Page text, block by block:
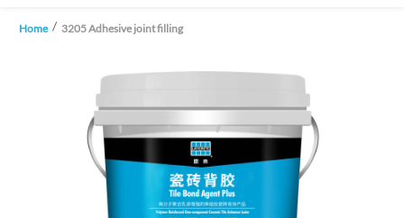
Home 3205 Adhesive joint filling